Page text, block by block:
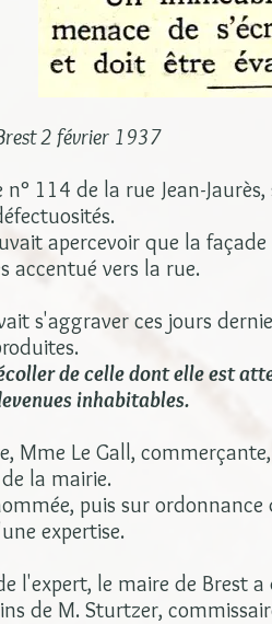
2 février 1937
114 de la rue Jean-
apercevoir que la
accentué vers la rue.
s'aggraver ces jours
de celle dont elle est
inhabitables.
Mme Le Gall,
la mairie.
puis sur
expertise.
l'expert, le maire de Brest
de M. Sturtzer,